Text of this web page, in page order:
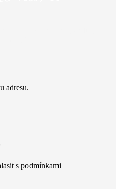
adresu.
s podmínkami